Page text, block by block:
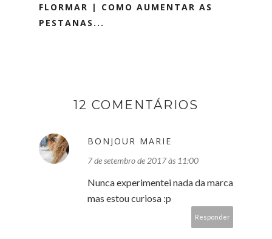
FLORMAR | COMO AUMENTAR AS
PESTANAS...
12 COMENTÁRIOS
BONJOUR MARIE
7 de setembro de 2017 às 11:00
Nunca experimentei nada da marca
mas estou curiosa :p
Responder